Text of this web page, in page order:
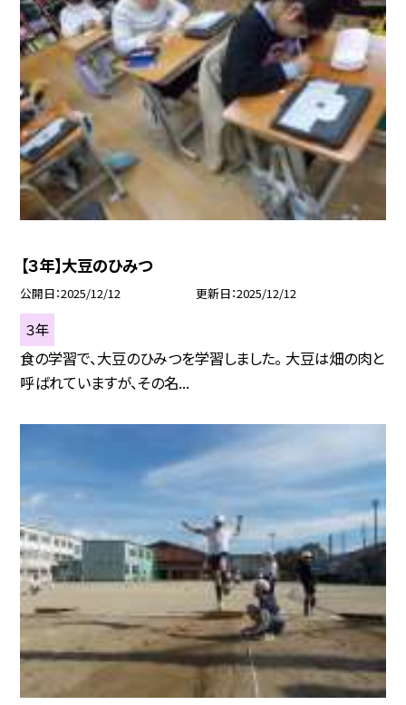
【３年】大豆のひみつ
公開日 2025/12/12 更新日 2025/12/12
３年
食の学習で、大豆のひみつを学習しました。 大豆は畑の肉と
呼ばれていますが、その名...